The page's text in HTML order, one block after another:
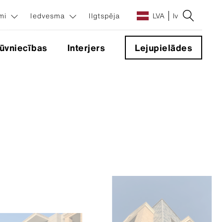
Iedvesma Ilgtspēja LVA lv
Interjers Lejupielādes